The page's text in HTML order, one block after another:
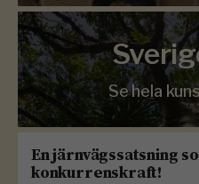
Se hela
En järnvägssatsning
konkurrenskraft!